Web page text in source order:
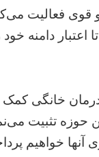
فعالیت
اعتبار دامنه
درمان خانگی
حوزه تثبیت
آنها خواهیم